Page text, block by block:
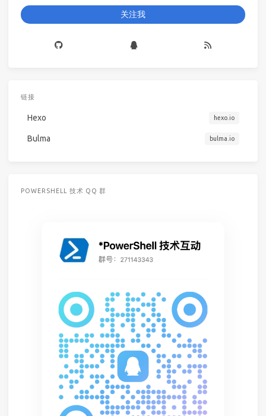
关注我
链接
Hexo hexo.io
Bulma bulma.io
POWERSHELL 技术 QQ 群